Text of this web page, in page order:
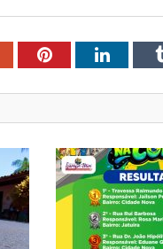
Pinterest